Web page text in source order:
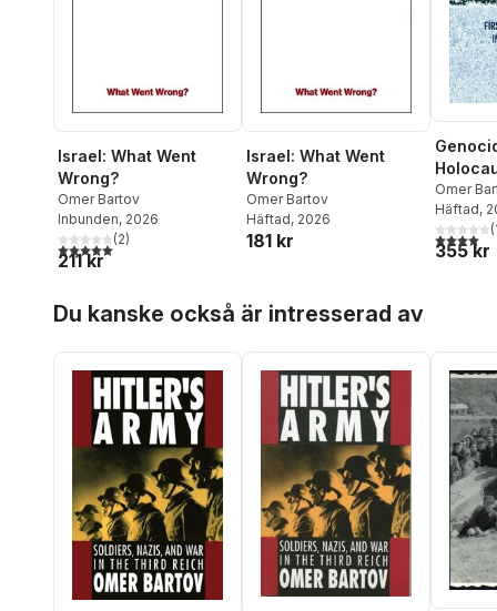
Israel: What Went
Wrong?
Omer Bartov
Inbunden, 2026
5,0utav 5 stjärnor. Totalt antal röster:
(2)
211 kr
Israel: What Went
Wrong?
Omer Bartov
Häftad, 2026
181 kr
Omer
Häftad,
4,0utav (
355 kr
Du kanske också är intresserad av